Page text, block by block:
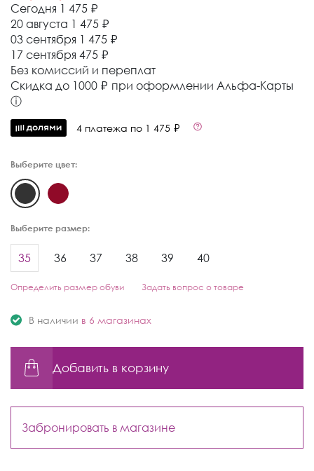
Сегодня 1 475 ₽
20 августа 1 475 ₽
03 сентября 1 475 ₽
17 сентября 475 ₽
Без комиссий и переплат
Cкидка до 1000 ₽ при оформлении Альфа-Карты
ⓘ
4 платежа по 1 475 ₽
Выберите цвет:
Выберите размер:
35 36 37 38 39 40
Определить размер обуви Задать вопрос о товаре
В наличии в 6 магазинах
Добавить в корзину
Забронировать в магазине